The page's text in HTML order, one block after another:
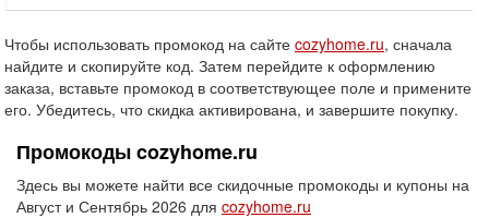
Чтобы использовать промокод на сайте cozyhome.ru, сначала
найдите и скопируйте код. Затем перейдите к оформлению
заказа, вставьте промокод в соответствующее поле и примените
его. Убедитесь, что скидка активирована, и завершите покупку.
Промокоды cozyhome.ru
Здесь вы можете найти все скидочные промокоды и купоны на
Август и Сентябрь 2026 для cozyhome.ru